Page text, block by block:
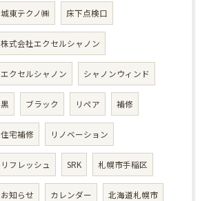
城東テクノ㈱ 床下点検口
株式会社エクセルシャノン
エクセルシャノン シャノンウィンド
黒 ブラック リペア 補修
住宅補修 リノベーション
リフレッシュ SRK 札幌市手稲区
お知らせ カレンダー 北海道札幌市